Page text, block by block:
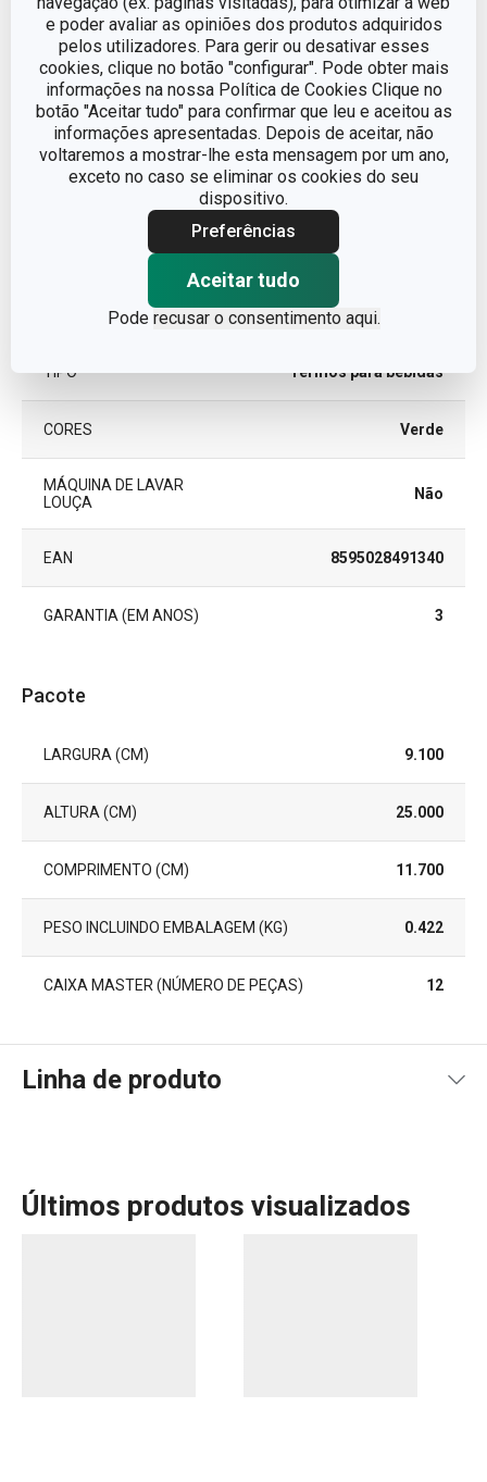
e poder avaliar as opiniões dos produtos adquiridos
pelos utilizadores. Para gerir ou desativar esses
cookies, clique no botão "configurar". Pode obter mais
informações na nossa Política de Cookies Clique no
botão "Aceitar tudo" para confirmar que leu e aceitou as
informações apresentadas. Depois de aceitar, não
voltaremos a mostrar-lhe esta mensagem por um ano,
exceto no caso se eliminar os cookies do seu
dispositivo.
Preferências
Aceitar tudo
Pode recusar o consentimento aqui.
Outros parâmetros
CATEGORIA Viagem
DETALHES Com chávena
TIPO Termos para bebidas
CORES Verde
MÁQUINA DE LAVAR
LOUÇA
Não
EAN 8595028491340
GARANTIA (EM ANOS) 3
Pacote
LARGURA (CM) 9.100
ALTURA (CM) 25.000
COMPRIMENTO (CM) 11.700
PESO INCLUINDO EMBALAGEM (KG) 0.422
CAIXA MASTER (NÚMERO DE PEÇAS) 12
Linha de produto
Últimos produtos visualizados